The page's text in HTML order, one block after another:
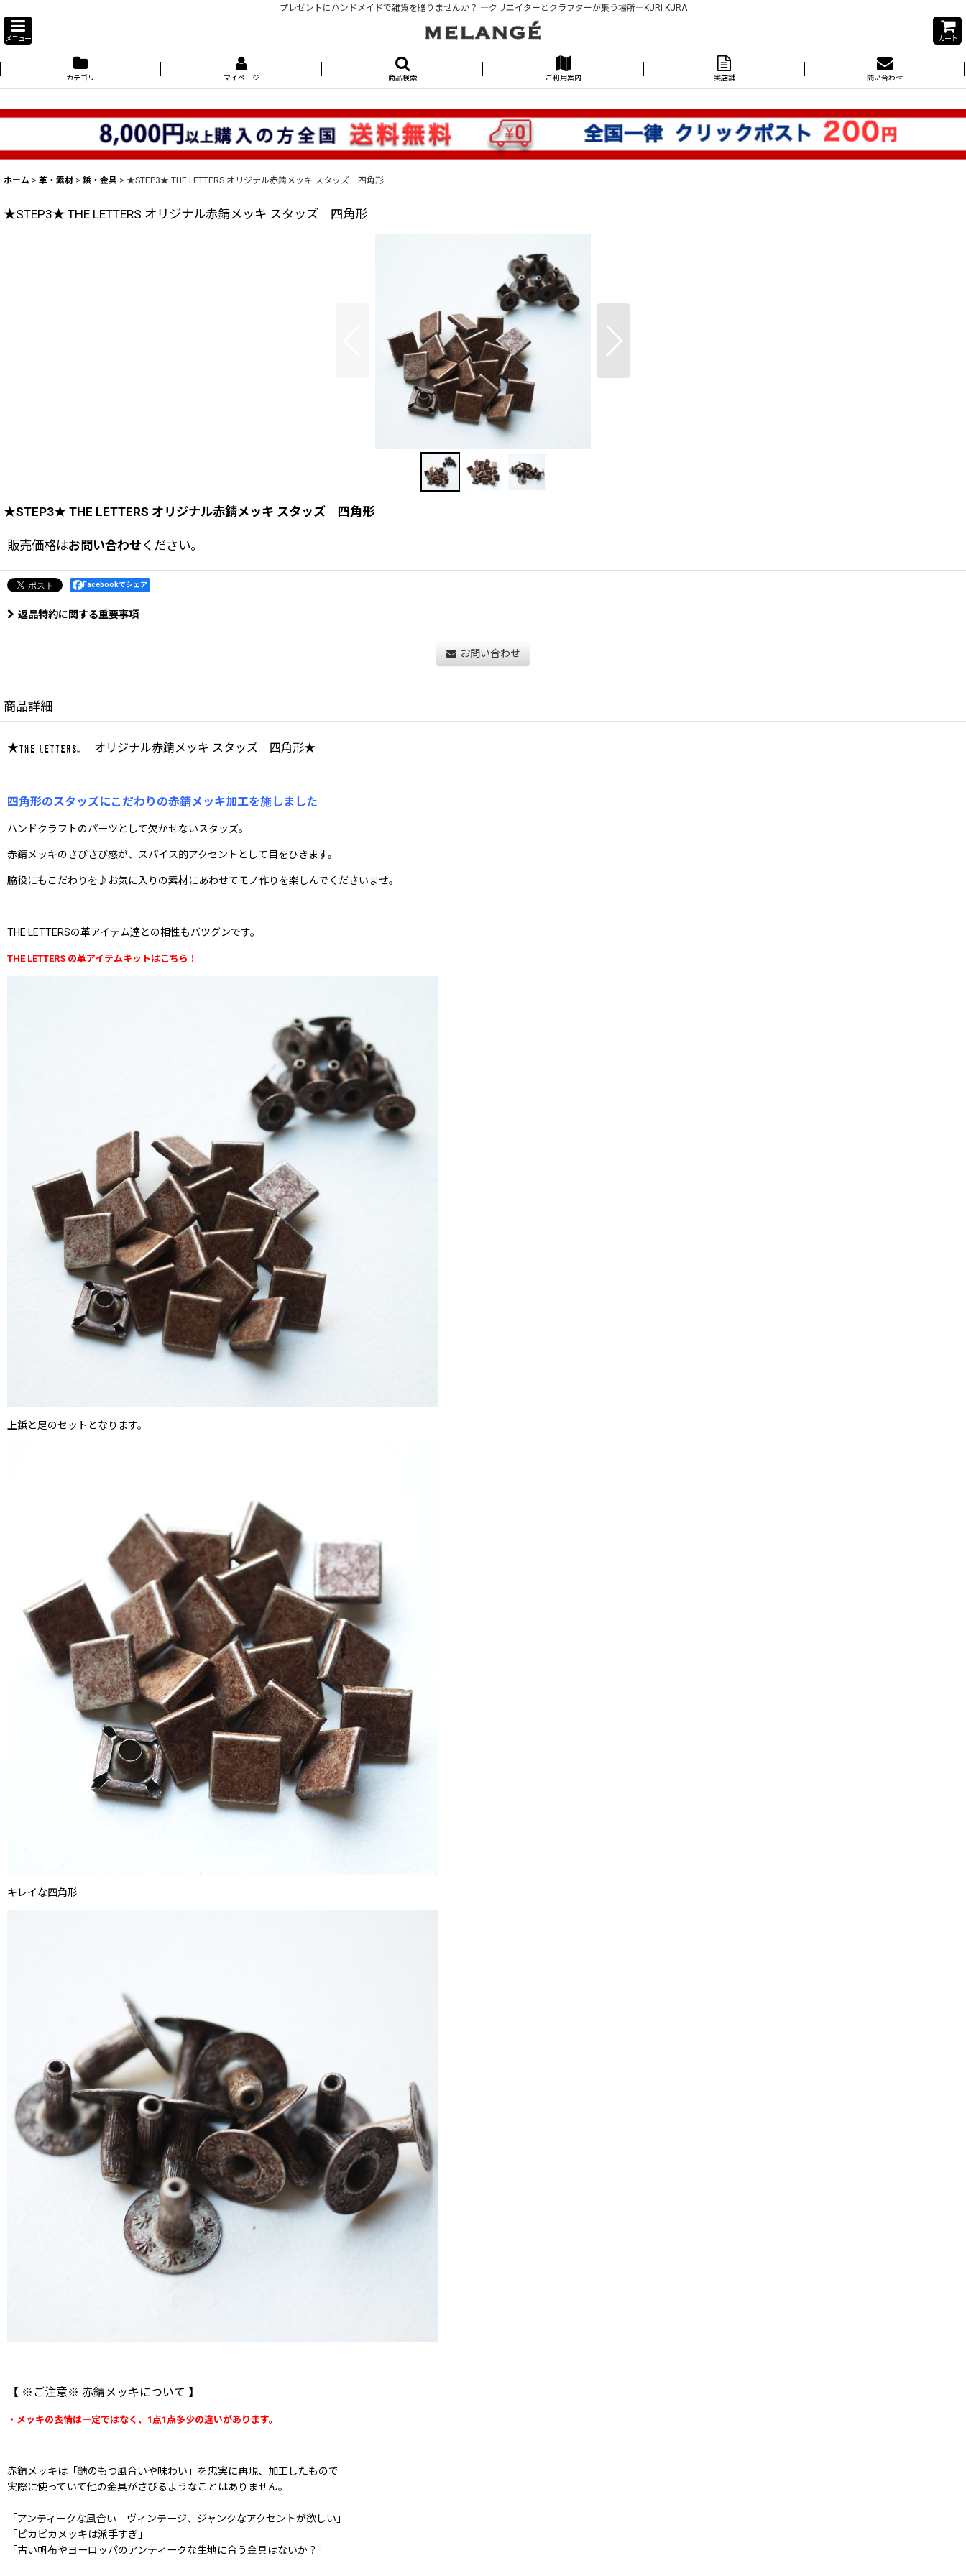
プレゼントにハンドメイドで雑貨を贈りませんか？ ―クリエイターとクラフターが集う場所―KURI KURA
メニュー カート
カテゴリ マイページ 商品検索 ご利用案内 実店舗 問い合わせ
ホーム > 革・素材 > 鋲・金具 > ★STEP3★ THE LETTERS オリジナル赤錆メッキ スタッズ 四角形
★STEP3★ THE LETTERS オリジナル赤錆メッキ スタッズ 四角形
★STEP3★ THE LETTERS オリジナル赤錆メッキ スタッズ 四角形
販売価格はお問い合わせ ください。
Facebookでシェア
返品特約に関する重要事項
お問い合わせ
商品詳細
★ オリジナル赤錆メッキ スタッズ 四角形★
四角形のスタッズにこだわりの赤錆メッキ加工を施しました
ハンドクラフトのパーツとして欠かせないスタッズ。
赤錆メッキのさびさび感が、スパイス的アクセントとして目をひきます。
脇役にもこだわりを♪お気に入りの素材にあわせてモノ作りを楽しんでくださいませ。
THE LETTERSの革アイテム達との相性もバツグンです。
THE LETTERS の革アイテムキットはこちら！
上鋲と足のセットとなります。
キレイな四角形
【 ※ご注意※ 赤錆メッキについて 】
・メッキの表情は一定ではなく、1点1点多少の違いがあります。
赤錆メッキは「錆のもつ風合いや味わい」を忠実に再現、加工したもので
実際に使っていて他の金具がさびるようなことはありません。
「アンティークな風合い ヴィンテージ、ジャンクなアクセントが欲しい」
「ピカピカメッキは派手すぎ」
「古い帆布やヨーロッパのアンティークな生地に合う金具はないか？」